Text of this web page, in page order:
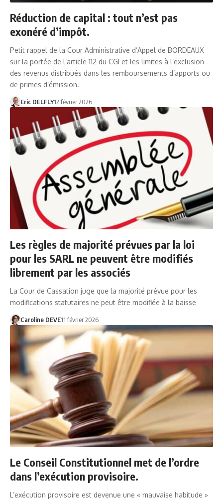
Réduction de capital : tout n’est pas
exonéré d’impôt.
Petit rappel de la Cour Administrative d’Appel de BORDEAUX
sur la portée de l’article 112 du CGI et les limites à l’exclusion
des revenus distribués dans les remboursements d’apports ou
de primes d’émission.
Eric DELFLY12 février 2026
Les règles de majorité prévues par la loi
pour les SARL ne peuvent être modifiés
librement par les associés
La Cour de Cassation juge que la majorité prévue pour les
modifications statutaires ne peut être modifiée à la baisse
Caroline DEVE11 février 2026
Le Conseil Constitutionnel met de l’ordre
dans l’exécution provisoire.
L’exécution provisoire est devenue une « mauvaise habitude »